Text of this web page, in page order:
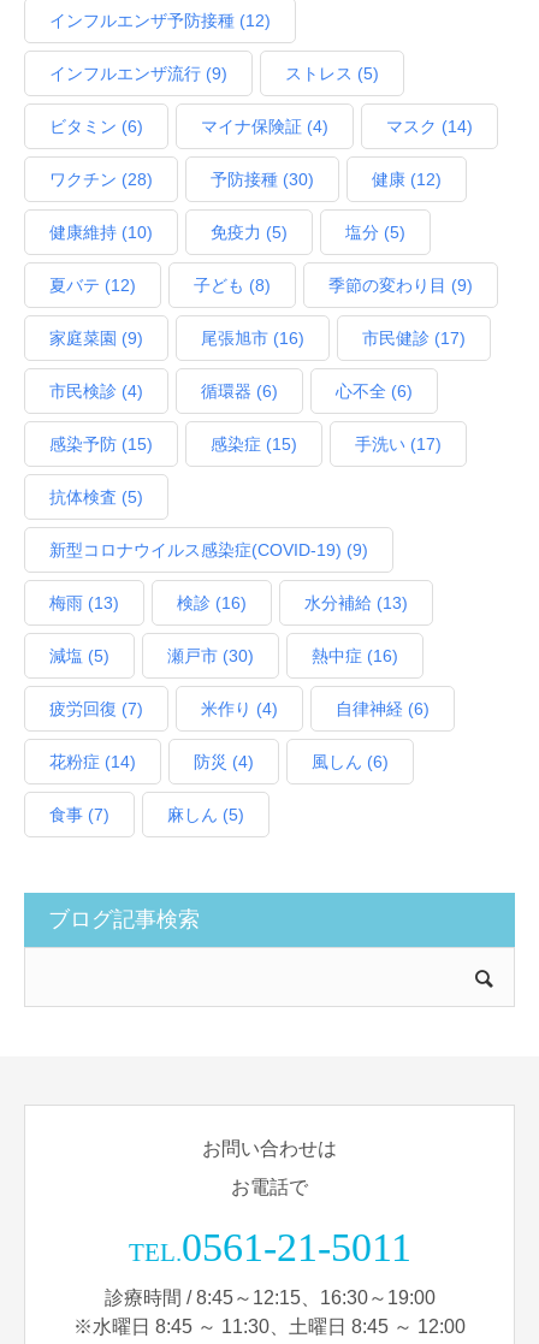
インフルエンザ予防接種 (12)
インフルエンザ流行 (9) ストレス (5)
ビタミン (6) マイナ保険証 (4) マスク (14)
ワクチン (28) 予防接種 (30) 健康 (12)
健康維持 (10) 免疫力 (5) 塩分 (5)
夏バテ (12) 子ども (8) 季節の変わり目 (9)
家庭菜園 (9) 尾張旭市 (16) 市民健診 (17)
市民検診 (4) 循環器 (6) 心不全 (6)
感染予防 (15) 感染症 (15) 手洗い (17)
抗体検査 (5)
新型コロナウイルス感染症(COVID‑19) (9)
梅雨 (13) 検診 (16) 水分補給 (13)
減塩 (5) 瀬戸市 (30) 熱中症 (16)
疲労回復 (7) 米作り (4) 自律神経 (6)
花粉症 (14) 防災 (4) 風しん (6)
食事 (7) 麻しん (5)
ブログ記事検索
お問い合わせは
お電話で
TEL.0561-21-5011
診療時間 / 8:45～12:15、16:30～19:00
※水曜日 8:45 ～ 11:30、土曜日 8:45 ～ 12:00